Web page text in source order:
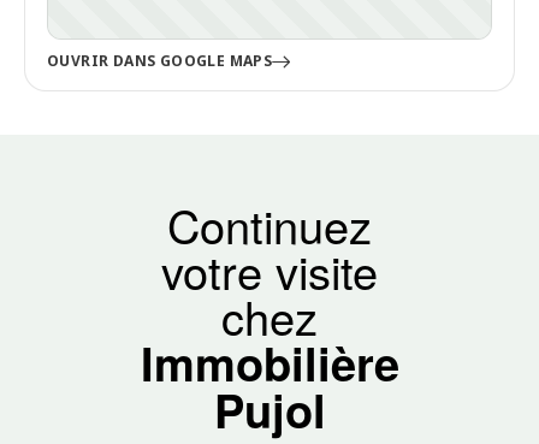
OUVRIR DANS GOOGLE MAPS
Continuez
votre visite
chez
Immobilière
Pujol